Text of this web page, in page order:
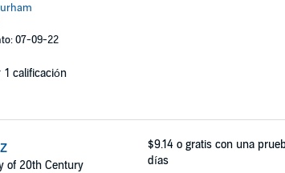
07-09-22
1 calificación
of 20th Century
$9.14 o gratis con una
días